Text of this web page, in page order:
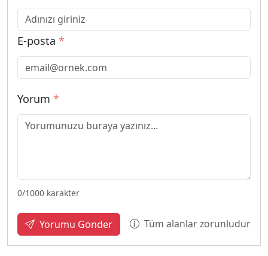
E-posta *
Yorum *
0/1000 karakter
Yorumu Gönder Tüm alanlar zorunludur